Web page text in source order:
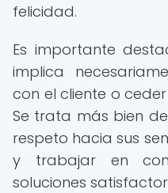
felicidad.
Es importante
implica
con el cliente o
Se trata más bien
respeto hacia sus
y trabajar en
soluciones